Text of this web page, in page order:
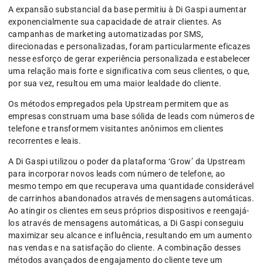
A expansão substancial da base permitiu à Di Gaspi aumentar
exponencialmente sua capacidade de atrair clientes. As
campanhas de marketing automatizadas por SMS,
direcionadas e personalizadas, foram particularmente eficazes
nesse esforço de gerar experiência personalizada e estabelecer
uma relação mais forte e significativa com seus clientes, o que,
por sua vez, resultou em uma maior lealdade do cliente.
Os métodos empregados pela Upstream permitem que as
empresas construam uma base sólida de leads com números de
telefone e transformem visitantes anônimos em clientes
recorrentes e leais.
A Di Gaspi utilizou o poder da plataforma ‘Grow’ da Upstream
para incorporar novos leads com número de telefone, ao
mesmo tempo em que recuperava uma quantidade considerável
de carrinhos abandonados através de mensagens automáticas.
Ao atingir os clientes em seus próprios dispositivos e reengajá-
los através de mensagens automáticas, a Di Gaspi conseguiu
maximizar seu alcance e influência, resultando em um aumento
nas vendas e na satisfação do cliente. A combinação desses
métodos avançados de engajamento do cliente teve um